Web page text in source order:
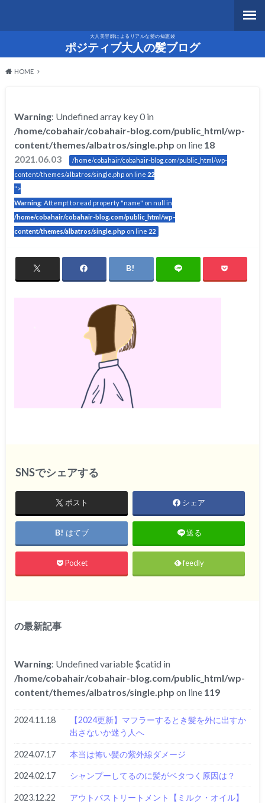
大人美容師によるリアルな髪の知恵袋
ポジティブ大人の髪ブログ
HOME
Warning: Undefined array key 0 in
/home/cobahair/cobahair-blog.com/public_html/wp-
content/themes/albatros/single.php on line 18
2021.06.03
/home/cobahair/cobahair-blog.com/public_html/wp-
content/themes/albatros/single.php on line 22
">
Warning: Attempt to read property "name" on null in
/home/cobahair/cobahair-blog.com/public_html/wp-
content/themes/albatros/single.php on line 22
SNSでシェアする
ポスト シェア
はてブ 送る
Pocket feedly
の最新記事
Warning: Undefined variable $catid in
/home/cobahair/cobahair-blog.com/public_html/wp-
content/themes/albatros/single.php on line 119
2024.11.18
【2024更新】マフラーするとき髪を外に出すか
出さないか迷う人へ
2024.07.17 本当は怖い髪の紫外線ダメージ
2024.02.17 シャンプーしてるのに髪がベタつく原因は？
2023.12.22
アウトバストリートメント【ミルク・オイル】